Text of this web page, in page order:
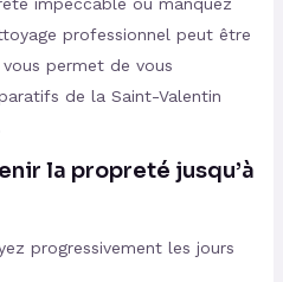
impeccable ou manquez
professionnel peut être
permet de vous
de la Saint-Valentin
la propreté jusqu’à
progressivement les jours